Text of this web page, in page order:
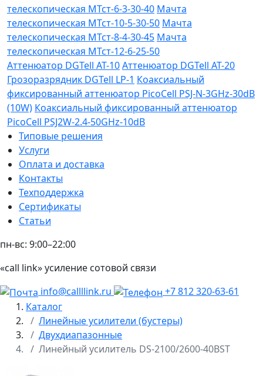
телескопическая МТст-6-3-30-40 Мачта
телескопическая МТст-10-5-30-50 Мачта
телескопическая МТст-8-4-30-45 Мачта
телескопическая МТст-12-6-25-50
Аттенюатор DGTell AT-10Аттенюатор DGTell AT-20
Грозоразрядник DGTell LP-1 Коаксиальный
фиксированный аттенюатор PicoCell PSJ-N-3GHz-30dB
(10W) Коаксиальный фиксированный аттенюатор
PicoCell PSJ2W-2.4-50GHz-10dB
Типовые решения
Услуги
Оплата и доставка
Контакты
Техподдержка
Сертификаты
Статьи
пн-вс: 9:00–22:00
«call link» усиление сотовой связи
info@callllink.ru
+7 812 320-63-61
Каталог
Линейные усилители (бустеры)
Двухдиапазонные
Линейный усилитель DS-2100/2600-40BST